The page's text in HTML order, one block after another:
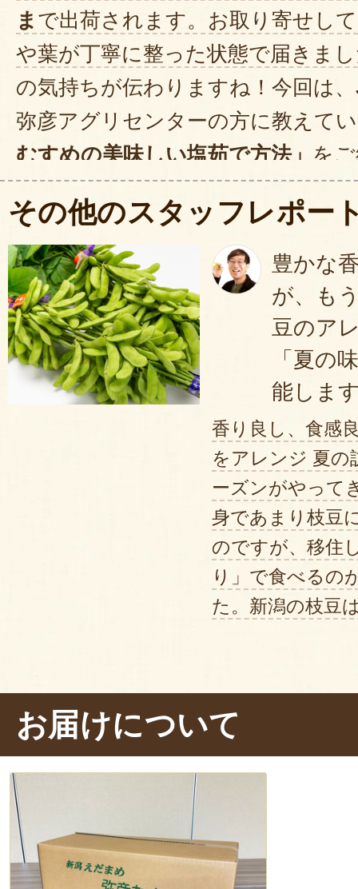
と味でしたが、全く違う枝豆の様
豆、もっと美味しいと期待しま
ーパーの少々高い茶豆にしておけ
せん、期待外れでした・・・。
2022年06月
ま で出荷されます。お取り寄せし
や葉が丁寧に整った状態で届きま
の気持ちが伝わりますね！今回は
弥彦アグリセンターの方に教えて
むすめの美味しい塩茹で方法」
を
1. 枝からもいだ枝豆に塩を振り、
をしっかり落としましょう。
2. 鍋に、水と大さじ1杯の塩を入れ
に対して3～5倍が適切。
3. 沸騰したら、枝豆を入れます。
分〜3分30秒が目安です。
4. ザルにあげ、お湯を切り、塩を
長めに茹でると、
めに茹でると食感と風味が際立つ
感にこだわりたいので、3分ほど
た！いい香りですね〜。
では、いただきます！パクッ……
に広がります。短めに茹でたので
ね。どうしよう、手が止まりませ
食べられます！
その他のスタッフレポー
豊かな
が、も
豆のア
「夏の
能しま
香り良し、食感
をアレンジ 夏の
ーズンがやって
身であまり枝豆
のですが、移住
り」で食べるの
た。新潟の枝豆
お届けについて